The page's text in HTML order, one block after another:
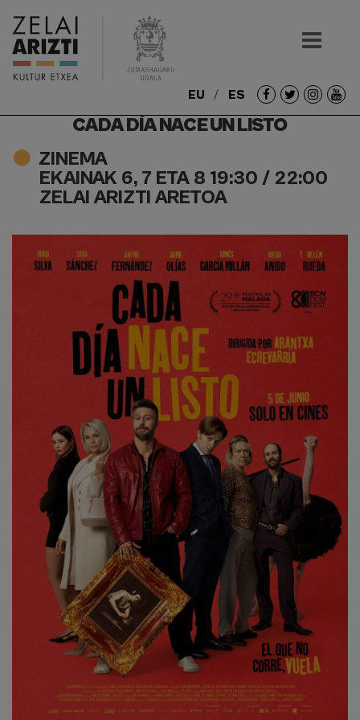
EU ES
Redes
sociales
CADA DÍA NACE UN LISTO
ZINEMA
EKAINAK 6, 7 ETA 8 19:30 / 22:00
ZELAI ARIZTI ARETOA